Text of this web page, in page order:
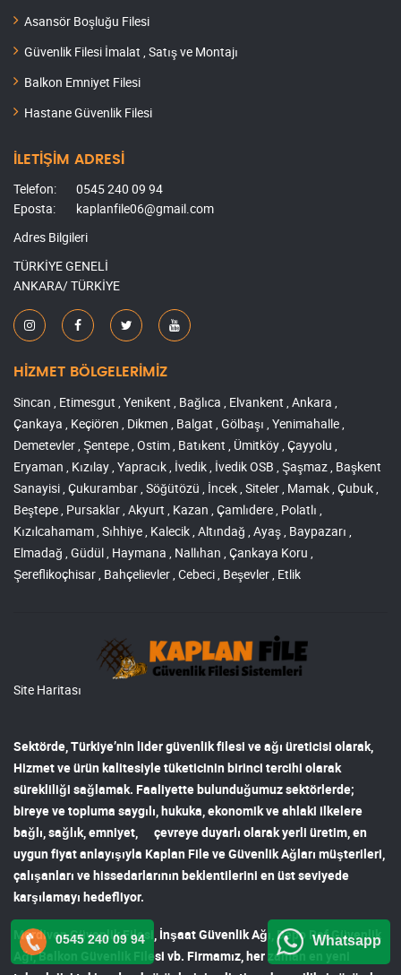
Asansör Boşluğu Filesi
Güvenlik Filesi İmalat , Satış ve Montajı
Balkon Emniyet Filesi
Hastane Güvenlik Filesi
İLETİŞİM ADRESİ
Telefon:
0545 240 09 94
Eposta:
kaplanfile06@gmail.com
Adres Bilgileri
TÜRKİYE GENELİ
ANKARA/ TÜRKİYE
HİZMET BÖLGELERİMİZ
Sincan , Etimesgut , Yenikent , Bağlıca , Elvankent , Ankara ,
Çankaya , Keçiören , Dikmen , Balgat , Gölbaşı , Yenimahalle ,
Demetevler , Şentepe , Ostim , Batıkent , Ümitköy , Çayyolu ,
Eryaman , Kızılay , Yapracık , İvedik , İvedik OSB , Şaşmaz , Başkent
Sanayisi , Çukurambar , Söğütözü , İncek , Siteler , Mamak , Çubuk ,
Beştepe , Pursaklar , Akyurt , Kazan , Çamlıdere , Polatlı ,
Kızılcahamam , Sıhhiye , Kalecik , Altındağ , Ayaş , Baypazarı ,
Elmadağ , Güdül , Haymana , Nallıhan , Çankaya Koru ,
Şereflikoçhisar , Bahçelievler , Cebeci , Beşevler , Etlik
Site Haritası
Sektörde, Türkiye’nin lidergüvenlik filesi ve ağı üreticisi olarak,
Hizmet ve ürün kalitesiyle tüketicinin birinci tercihi olarak
sürekliliği sağlamak. Faaliyette bulunduğumuz sektörlerde;
bireye ve topluma saygılı, hukuka, ekonomik ve ahlaki ilkelere
bağlı, sağlık, emniyet, çevreye duyarlı olarak yerli üretim, en
uygun fiyat anlayışıyla Kaplan File ve Güvenlik Ağları müşterileri,
çalışanları ve hissedarlarının beklentilerini en üst seviyede
karşılamayı hedefliyor.
Merdiven Güvenlik Filesi , İnşaat Güvenlik Ağı Depo Raf Güvenlik
Ağı,Balkon Güvenlik Filesi vb. Firmamız, her zaman en yeni
0545 240 09 94 Whatsapp